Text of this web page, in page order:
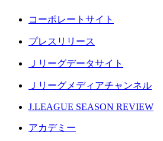
コーポレートサイト
プレスリリース
Ｊリーグデータサイト
Ｊリーグメディアチャンネル
J.LEAGUE SEASON REVIEW
アカデミー